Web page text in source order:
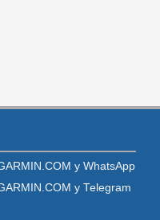
у WhatsApp
у Telegram